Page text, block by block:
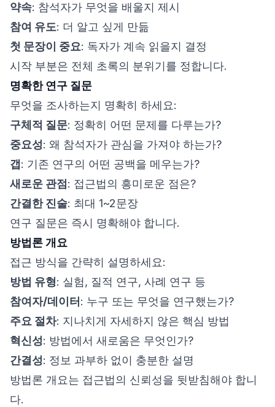
약속: 참석자가 무엇을 배울지 제시
참여 유도: 더 알고 싶게 만듦
첫 문장이 중요: 독자가 계속 읽을지 결정
시작 부분은 전체 초록의 분위기를 정합니다.
명확한 연구 질문
무엇을 조사하는지 명확히 하세요:
구체적 질문: 정확히 어떤 문제를 다루는가?
중요성: 왜 참석자가 관심을 가져야 하는가?
갭 : 기존 연구의 어떤 공백을 메우는가?
새로운 관점 : 접근법의 흥미로운 점은?
간결한 진술: 최대 1~2문장
연구 질문은 즉시 명확해야 합니다.
방법론 개요
접근 방식을 간략히 설명하세요:
방법 유형: 실험, 질적 연구, 사례 연구 등
참여자/데이터 : 누구 또는 무엇을 연구했는가?
주요 절차: 지나치게 자세하지 않은 핵심 방법
혁신성: 방법에서 새로움은 무엇인가?
간결성: 정보 과부하 없이 충분한 설명
방법론 개요는 접근법의 신뢰성을 뒷받침해야 합니
다.